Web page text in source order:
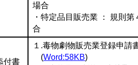
場合
・特定品目販売業 ： 規則
合
付書
１.毒物劇物販売業登録申請
(Word:58KB)